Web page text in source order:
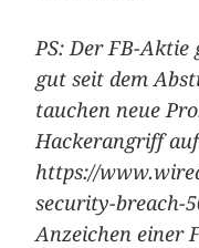
PS: Der FB-
gut seit dem
tauchen neue
Hackerangriff
https://
security-breach-
Anzeichen einer